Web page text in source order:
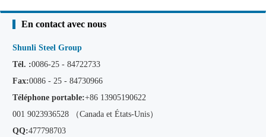
En contact avec nous
Shunli Steel Group
Tél. :0086-25 - 84722733
Fax:0086 - 25 - 84730966
Téléphone portable:+86 13905190622
001 9023936528 （Canada et États-Unis）
QQ:477798703